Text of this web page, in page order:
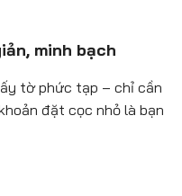
minh bạch
tờ phức tạp – chỉ cần
đặt cọc nhỏ là bạn